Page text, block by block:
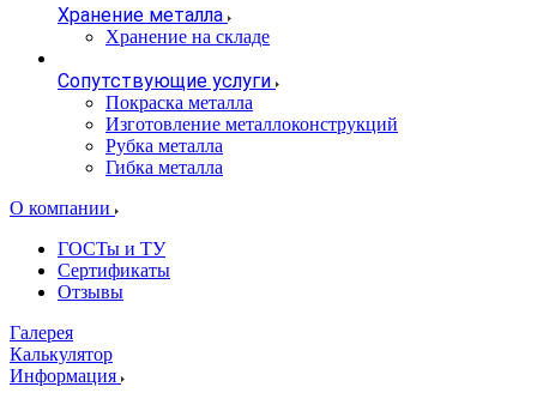
Хранение металла
Хранение на складе
Сопутствующие услуги
Покраска металла
Изготовление металлоконструкций
Рубка металла
Гибка металла
О компании
ГОСТы и ТУ
Сертификаты
Отзывы
Галерея
Калькулятор
Информация